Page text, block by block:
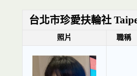
台北市珍愛扶輪社
照片 職稱